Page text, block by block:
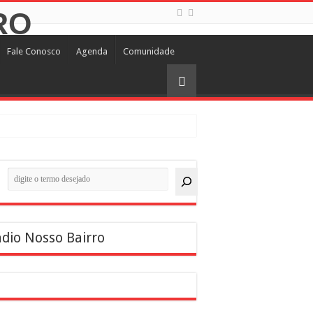
Fale Conosco Agenda Comunidade
Nosso Bairro